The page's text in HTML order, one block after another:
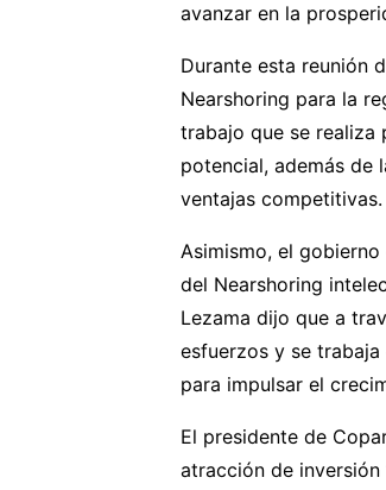
avanzar en la
Durante esta reunión
Nearshoring para la
trabajo que se realiza
potencial, además de
ventajas competitivas.
Asimismo, el
del Nearshoring
Lezama dijo que a
esfuerzos y se
para impulsar el
El presidente de
atracción de inversión